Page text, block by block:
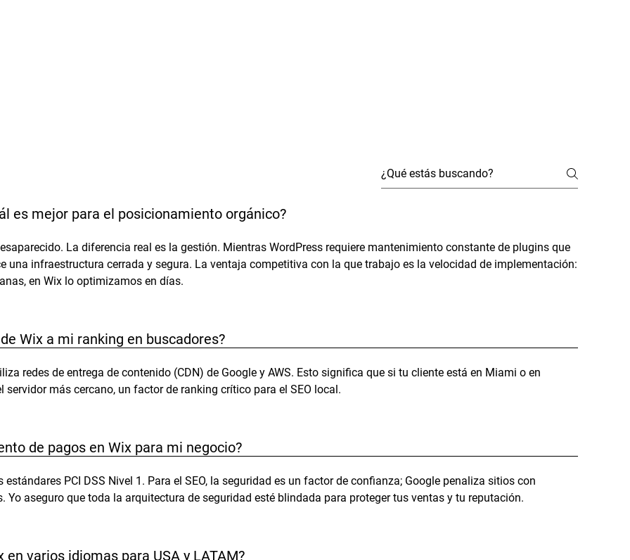
es mejor para el posicionamiento orgánico?
La diferencia real es la gestión. Mientras WordPress requiere mantenimiento constante de plugins que
una infraestructura cerrada y segura. La ventaja competitiva con la que trabajo es la velocidad de implementación:
en Wix lo optimizamos en días.
Wix a mi ranking en buscadores?
redes de entrega de contenido (CDN) de Google y AWS. Esto significa que si tu cliente está en Miami o en
servidor más cercano, un factor de ranking crítico para el SEO local.
de pagos en Wix para mi negocio?
PCI DSS Nivel 1. Para el SEO, la seguridad es un factor de confianza; Google penaliza sitios con
Yo aseguro que toda la arquitectura de seguridad esté blindada para proteger tus ventas y tu reputación.
varios idiomas para USA y LATAM?